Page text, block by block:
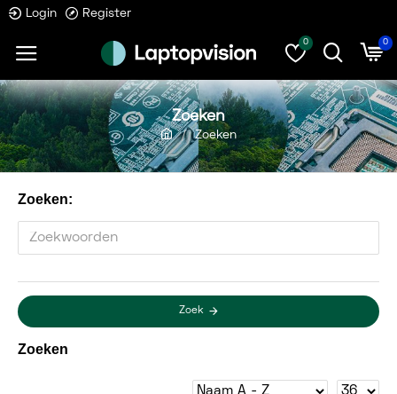
Login Register
0 0
Zoeken
Zoeken
Zoeken:
Zoek
Zoeken